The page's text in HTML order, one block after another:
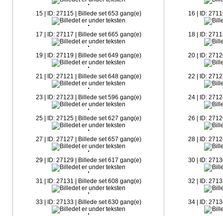
15 | ID: 27115 | Billede set 653 gang(e) 16 | ID:
17 | ID: 27117 | Billede set 665 gang(e) 18 | ID:
19 | ID: 27119 | Billede set 649 gang(e) 20 | ID:
21 | ID: 27121 | Billede set 648 gang(e) 22 | ID:
23 | ID: 27123 | Billede set 596 gang(e) 24 | ID:
25 | ID: 27125 | Billede set 627 gang(e) 26 | ID:
27 | ID: 27127 | Billede set 657 gang(e) 28 | ID:
29 | ID: 27129 | Billede set 617 gang(e) 30 | ID:
31 | ID: 27131 | Billede set 608 gang(e) 32 | ID:
33 | ID: 27133 | Billede set 630 gang(e) 34 | ID: